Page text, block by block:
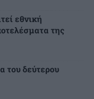
εθνική
της
του δεύτερου